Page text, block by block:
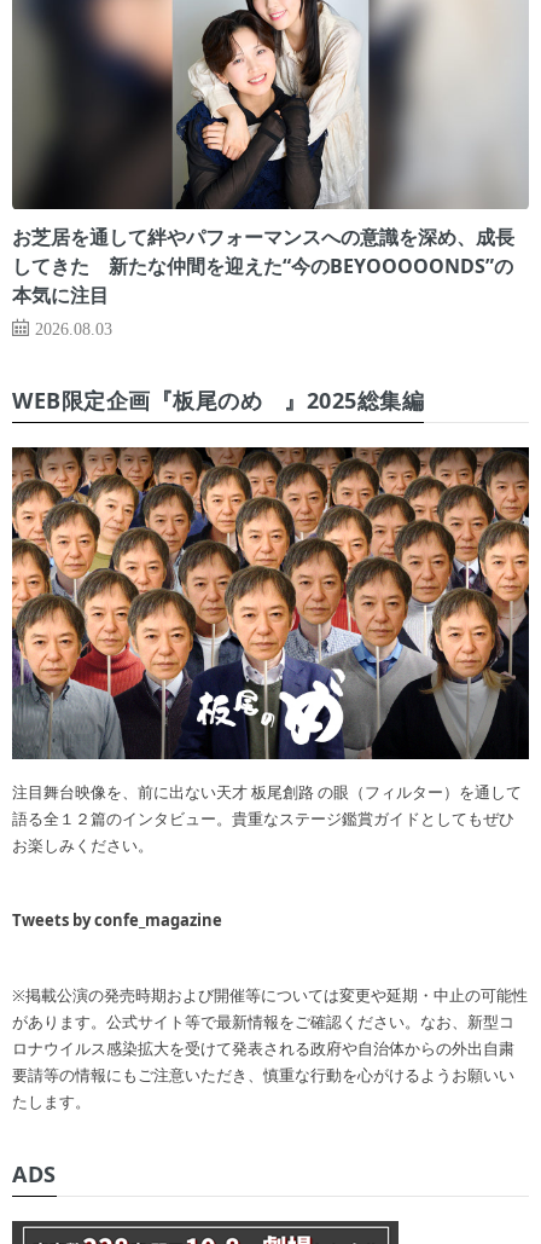
お芝居を通して絆やパフォーマンスへの意識を深め、成長
してきた 新たな仲間を迎えた“今のBEYOOOOONDS”の
本気に注目
2026.08.03
WEB限定企画『板尾のめ゙』2025総集編
注目舞台映像を、前に出ない天才 板尾創路 の眼（フィルター）を通して
語る全１２篇のインタビュー。貴重なステージ鑑賞ガイドとしてもぜひ
お楽しみください。
Tweets by confe_magazine
※掲載公演の発売時期および開催等については変更や延期・中止の可能性
があります。公式サイト等で最新情報をご確認ください。なお、新型コ
ロナウイルス感染拡大を受けて発表される政府や自治体からの外出自粛
要請等の情報にもご注意いただき、慎重な行動を心がけるようお願いい
たします。
ADS